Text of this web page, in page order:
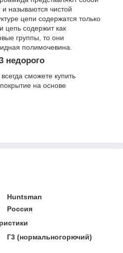
называются чистой
цепи содержатся только
цепь содержит как
группы, то они
полимочевина.
недорого
сможете купить
на основе
Huntsman
Россия
Г3 (нормальногорючий)